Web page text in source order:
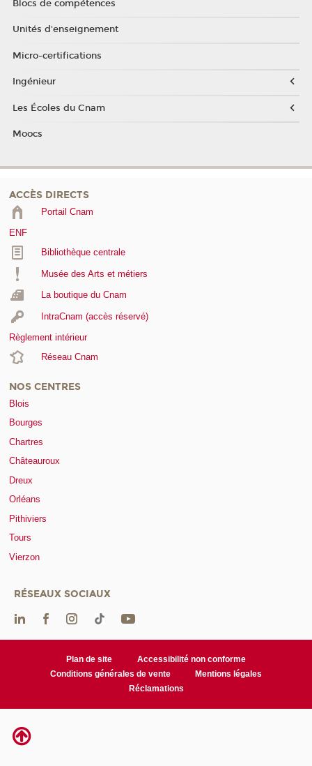
Blocs de compétences
Unités d'enseignement
Micro-certifications
Ingénieur
Les Écoles du Cnam
Moocs
ACCÈS DIRECTS
Portail Cnam
ENF
Bibliothèque centrale
Musée des Arts et métiers
La boutique du Cnam
IntraCnam (accès réservé)
Règlement intérieur
Réseau Cnam
NOS CENTRES
Blois
Bourges
Chartres
Châteauroux
Dreux
Orléans
Pithiviers
Tours
Vierzon
RÉSEAUX SOCIAUX
Plan de site
Accessibilité non conforme
Conditions générales de vente
Mentions légales
Réclamations